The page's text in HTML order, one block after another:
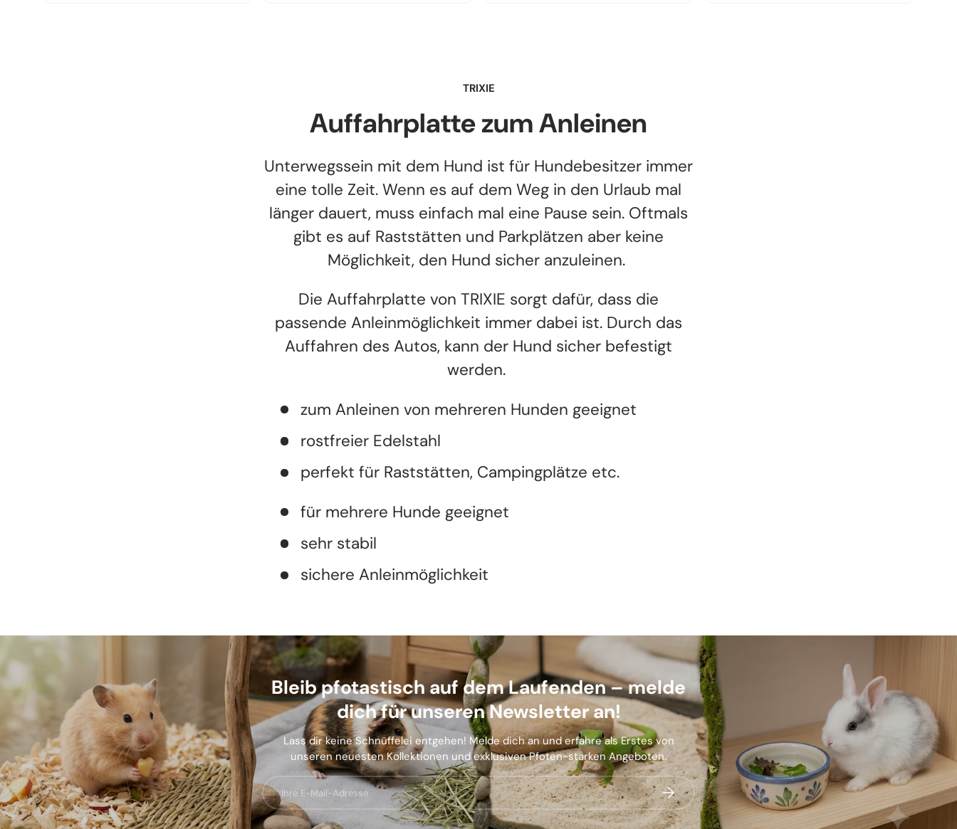
TRIXIE
Auffahrplatte zum Anleinen
Unterwegssein mit dem Hund ist für Hundebesitzer immer
eine tolle Zeit. Wenn es auf dem Weg in den Urlaub mal
länger dauert, muss einfach mal eine Pause sein. Oftmals
gibt es auf Raststätten und Parkplätzen aber keine
Möglichkeit, den Hund sicher anzuleinen.
Die Auffahrplatte von TRIXIE sorgt dafür, dass die
passende Anleinmöglichkeit immer dabei ist. Durch das
Auffahren des Autos, kann der Hund sicher befestigt
werden.
zum Anleinen von mehreren Hunden geeignet
rostfreier Edelstahl
perfekt für Raststätten, Campingplätze etc.
für mehrere Hunde geeignet
sehr stabil
sichere Anleinmöglichkeit
Bleib pfotastisch auf dem Laufenden – melde
dich für unseren Newsletter an!
Lass dir keine Schnüffelei entgehen! Melde dich an und erfahre als Erstes von
unseren neuesten Kollektionen und exklusiven Pfoten-starken Angeboten.
E-Mail
Abonnieren